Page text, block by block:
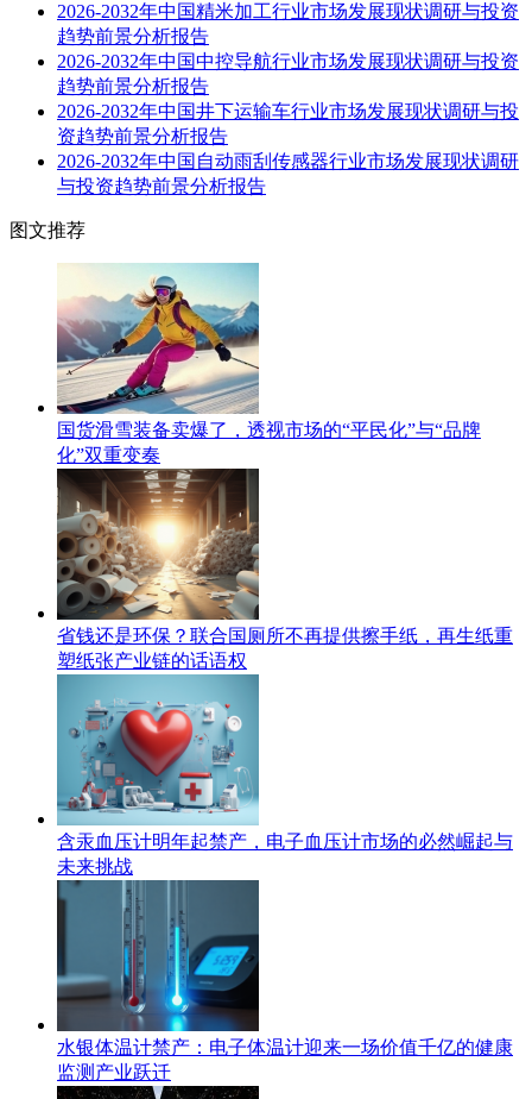
2026-2032年中国精米加工行业市场发展现状调研与投资
趋势前景分析报告
2026-2032年中国中控导航行业市场发展现状调研与投资
趋势前景分析报告
2026-2032年中国井下运输车行业市场发展现状调研与投
资趋势前景分析报告
2026-2032年中国自动雨刮传感器行业市场发展现状调研
与投资趋势前景分析报告
图文推荐
国货滑雪装备卖爆了，透视市场的“平民化”与“品牌
化”双重变奏
省钱还是环保？联合国厕所不再提供擦手纸，再生纸重
塑纸张产业链的话语权
含汞血压计明年起禁产，电子血压计市场的必然崛起与
未来挑战
水银体温计禁产：电子体温计迎来一场价值千亿的健康
监测产业跃迁